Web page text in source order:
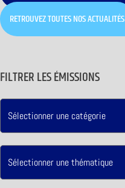
RETROUVEZ TOUTES NOS ACTUALITÉS
FILTRER LES ÉMISSIONS